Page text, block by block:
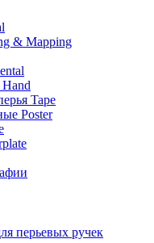
& Mapping
Tape
Poster
перьевых ручек